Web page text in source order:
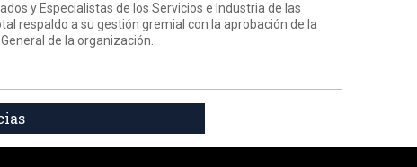
y Especialistas de los Servicios e Industria de las
respaldo a su gestión gremial con la aprobación de la
de la organización.